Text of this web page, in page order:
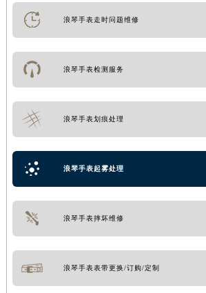
浪琴手表走时问题维修
浪琴手表检测服务
浪琴手表划痕处理
浪琴手表起雾处理
浪琴手表摔坏维修
浪琴手表表带更换/订购/定制